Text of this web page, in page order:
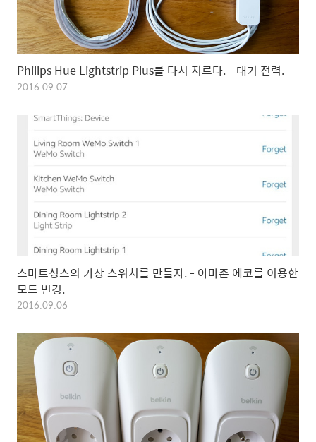
Philips Hue Lightstrip Plus를 다시 지르다. - 대기 전력.
2016.09.07
스마트싱스의 가상 스위치를 만들자. - 아마존 에코를 이용한
모드 변경.
2016.09.06